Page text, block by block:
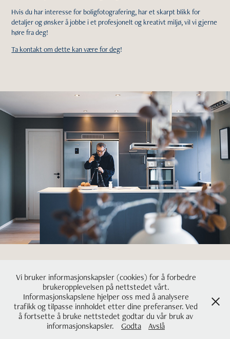
Hvis du har interesse for boligfotografering, har et skarpt blikk for
detaljer og ønsker å jobbe i et profesjonelt og kreativt miljø, vil vi gjerne
høre fra deg!
Ta kontakt om dette kan være for deg!
Copyright © 2025 Nordisk Media AS
All Rights Reserved. Org.nr 928847969 MVA.
booking@nordiskmedia.no / Telefon (Man - fre 09:00 - 15:00) +47 55 70
50 11
Vi bruker informasjonskapsler (cookies) for å forbedre
brukeropplevelsen på nettstedet vårt.
Informasjonskapslene hjelper oss med å analysere
trafikk og tilpasse innholdet etter dine preferanser. Ved
å fortsette å bruke nettstedet godtar du vår bruk av
informasjonskapsler.
Godta Avslå